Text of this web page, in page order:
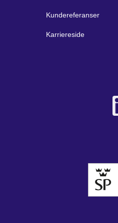
Kundereferanser
Karriereside